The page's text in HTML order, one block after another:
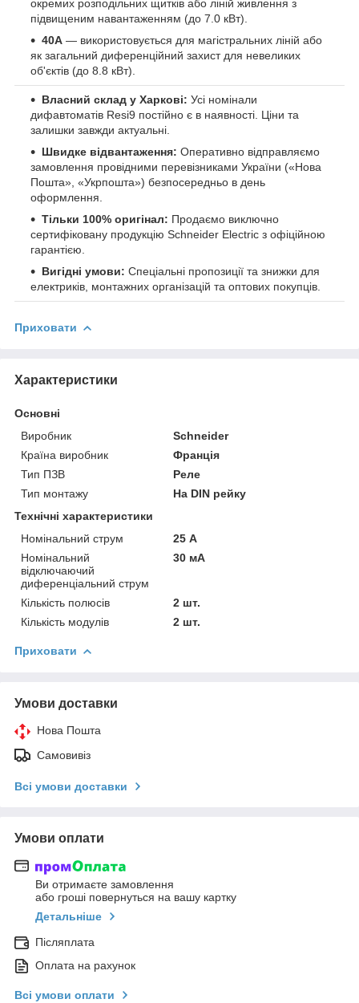
окремих розподільних щитків або ліній живлення з
підвищеним навантаженням (до 7.0 кВт).
40А — використовується для магістральних ліній або
як загальний диференційний захист для невеликих
об'єктів (до 8.8 кВт).
Власний склад у Харкові: Усі номінали
дифавтоматів Resi9 постійно є в наявності. Ціни та
залишки завжди актуальні.
Швидке відвантаження: Оперативно відправляємо
замовлення провідними перевізниками України («Нова
Пошта», «Укрпошта») безпосередньо в день
оформлення.
Тільки 100% оригінал: Продаємо виключно
сертифіковану продукцію Schneider Electric з офіційною
гарантією.
Вигідні умови: Спеціальні пропозиції та знижки для
електриків, монтажних організацій та оптових покупців.
Приховати
Характеристики
Основні
Виробник
Schneider
Країна виробник
Франція
Тип ПЗВ
Реле
Тип монтажу
На DIN рейку
Технічні характеристики
Номінальний струм
25 А
Номінальний
відключаючий
диференціальний струм
30 мА
Кількість полюсів
2 шт.
Кількість модулів
2 шт.
Приховати
Умови доставки
Нова Пошта
Самовивіз
Всі умови доставки
Умови оплати
Ви отримаєте замовлення
або гроші повернуться на вашу картку
Детальніше
Післяплата
Оплата на рахунок
Всі умови оплати